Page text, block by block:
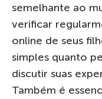
semelhante ao
verificar
online de seus
simples quanto
discutir suas
Também é